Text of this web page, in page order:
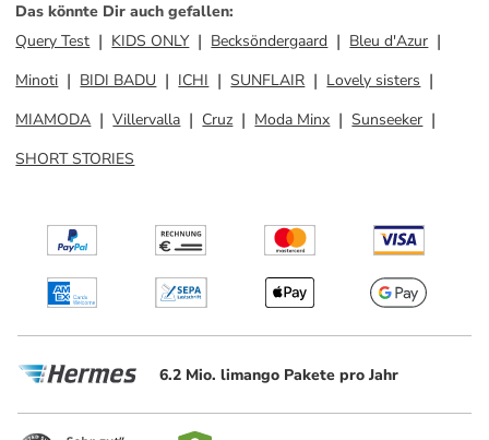
Das könnte Dir auch gefallen:
Query Test
KIDS ONLY Becksöndergaard
Bleu d'Azur
Minoti
BIDI BADU ICHI SUNFLAIR
Lovely sisters
MIAMODA
Villervalla Cruz Moda Minx
Sunseeker
SHORT STORIES
6.2 Mio. limango Pakete pro Jahr